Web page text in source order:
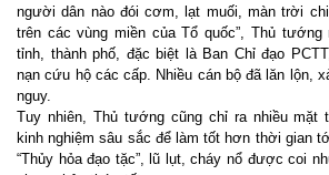
người dân nào đói cơm, lạt muối, màn trời
trên các vùng miền của Tổ quốc”, Thủ
tỉnh, thành phố, đặc biệt là Ban Chỉ đạo
nạn cứu hộ các cấp. Nhiều cán bộ đã lăn lộn,
nguy.
Tuy nhiên, Thủ tướng cũng chỉ ra nhiều mặt
kinh nghiệm sâu sắc để làm tốt hơn thời gian
“Thủy hỏa đạo tặc”, lũ lụt, cháy nổ được coi